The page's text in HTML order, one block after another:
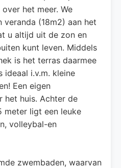
het meer. We
(18m2) aan het
u altijd uit de zon en
kunt leven. Middels
is het terras daarmee
ideaal i.v.m. kleine
Een eigen
het huis. Achter de
meter ligt een leuke
volleybal-en
zwembaden, waarvan